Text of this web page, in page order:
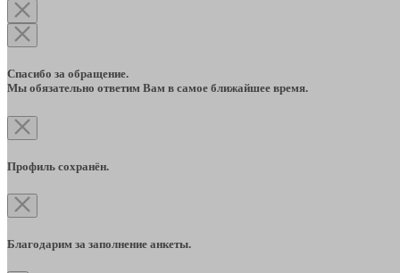
Спасибо за обращение.
Мы обязательно ответим Вам в самое ближайшее время.
Профиль сохранён.
Благодарим за заполнение анкеты.